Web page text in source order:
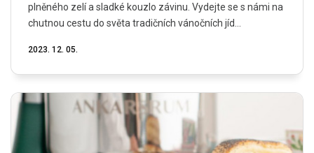
plněného zelí a sladké kouzlo závinu. Vydejte se s námi na
chutnou cestu do světa tradičních vánočních jíd...
2023. 12. 05.